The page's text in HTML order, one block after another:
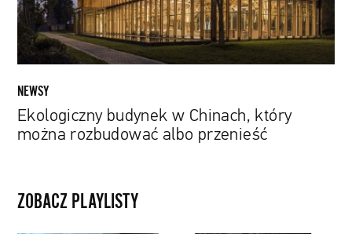
albo
przenieść
NEWSY
Ekologiczny budynek w Chinach, który
można rozbudować albo przenieść
ZOBACZ PLAYLISTY